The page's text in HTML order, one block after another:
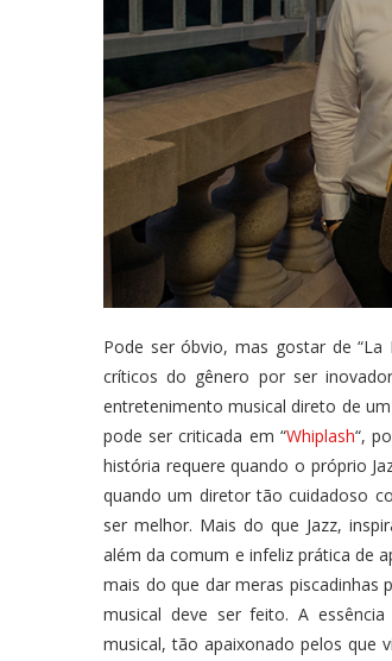
Pode ser óbvio, mas gostar de
críticos do gênero por ser
entretenimento musical direto de
pode ser criticada em “Whiplash“,
história requere quando o próprio
quando um diretor tão cuidadoso
ser melhor. Mais do que Jazz,
além da comum e infeliz prática de
mais do que dar meras
musical deve ser feito. A
musical, tão apaixonado pelos que